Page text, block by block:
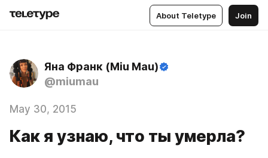
About Teletype Join
Яна Франк (Miu Mau)
@miumau
May 30, 2015
Как я узнаю, что ты умерла?